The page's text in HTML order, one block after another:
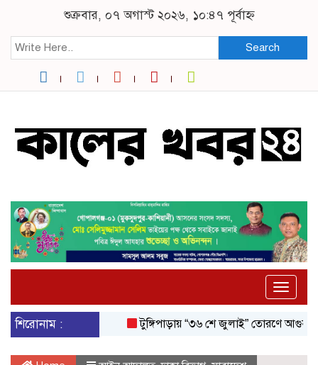
শুক্রবার, ০৭ অগাস্ট ২০২৬, ১০:৪৭ পূর্বাহ্ন
Search
Toggle
শিরোনাম :
টুঙ্গিপাড়ায় “৩৬ শে জুলাই” তোরণে আগুন; ৭৫